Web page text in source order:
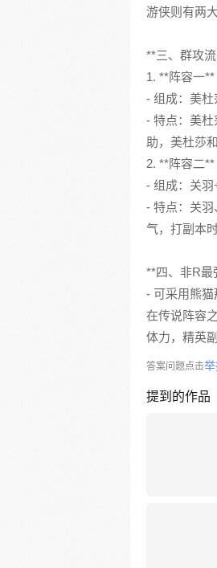
游侠则有两
**三、群攻
1. **阵容一**
- 组成：美杜
- 特点：美
助，美杜莎
2. **阵容二**
- 组成：关羽
- 特点：关
气，打副本
**四、非R最
- 可采用熊
在传说阵容
体力，精英
答案问题点击
提到的作品